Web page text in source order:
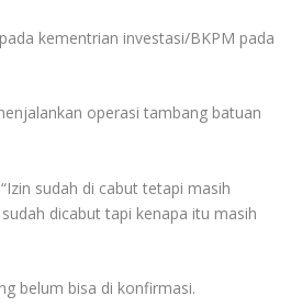
kementrian investasi/BKPM pada
operasi tambang batuan
sudah di cabut tetapi masih
dicabut tapi kenapa itu masih
belum bisa di konfirmasi.